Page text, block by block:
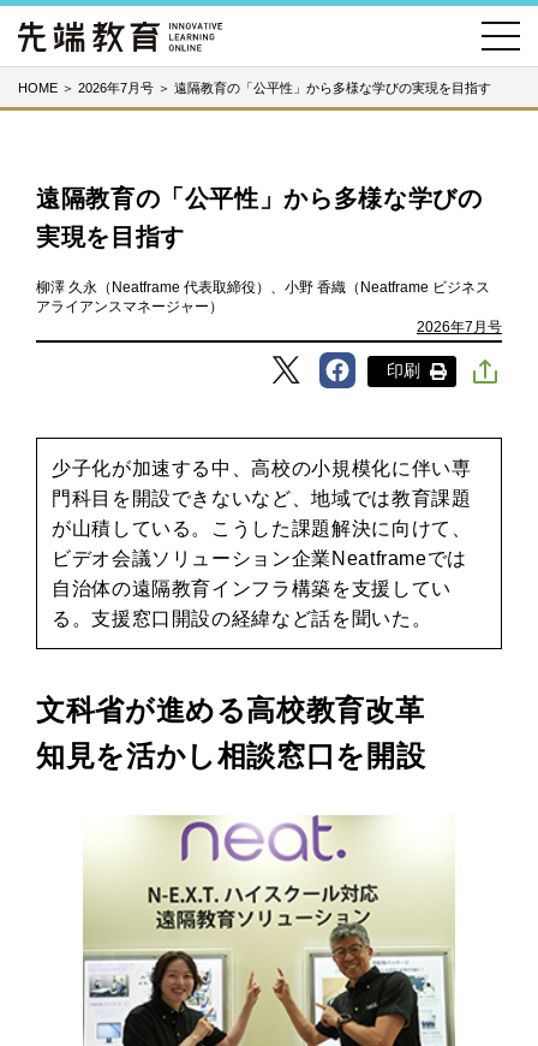
HOME ＞ 2026年7月号 ＞ 遠隔教育の「公平性」から多様な学びの実現を目指す
遠隔教育の「公平性」から多様な学びの
実現を目指す
柳澤 久永（Neatframe 代表取締役）、小野 香織（Neatframe ビジネス
アライアンスマネージャー）
2026年7月号
印刷
少子化が加速する中、高校の小規模化に伴い専
門科目を開設できないなど、地域では教育課題
が山積している。こうした課題解決に向けて、
ビデオ会議ソリューション企業Neatframeでは
自治体の遠隔教育インフラ構築を支援してい
る。支援窓口開設の経緯など話を聞いた。
文科省が進める高校教育改革
知見を活かし相談窓口を開設